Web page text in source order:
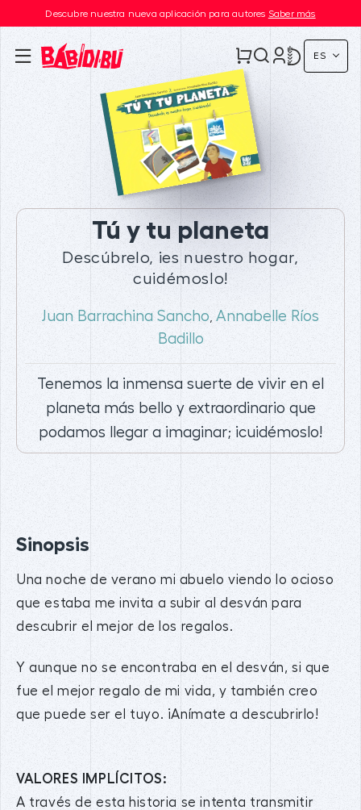
Descubre nuestra nueva aplicación para autores Saber más
ES
Tú y tu planeta
Descúbrelo, ¡es nuestro hogar,
cuidémoslo!
Juan Barrachina Sancho, Annabelle Ríos
Badillo
Tenemos la inmensa suerte de vivir en el
planeta más bello y extraordinario que
podamos llegar a imaginar; ¡cuidémoslo!
Sinopsis
Una noche de verano mi abuelo viendo lo ocioso
que estaba me invita a subir al desván para
descubrir el mejor de los regalos.
Y aunque no se encontraba en el desván, si que
fue el mejor regalo de mi vida, y también creo
que puede ser el tuyo. ¡Anímate a descubrirlo!
VALORES IMPLÍCITOS:
A través de esta historia se intenta transmitir